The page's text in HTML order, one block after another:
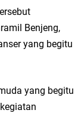
Benjeng,
yang begitu
yang begitu